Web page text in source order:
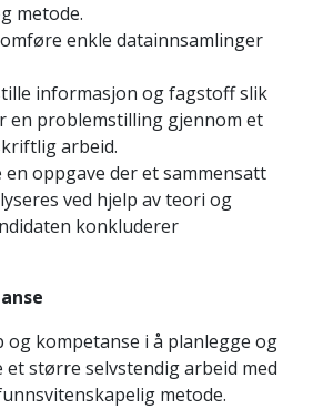
metode.
enkle datainnsamlinger
informasjon og fagstoff slik
en problemstilling gjennom et
arbeid.
en oppgave der et sammensatt
ved hjelp av teori og
konkluderer
og kompetanse i å planlegge og
større selvstendig arbeid med
metode.